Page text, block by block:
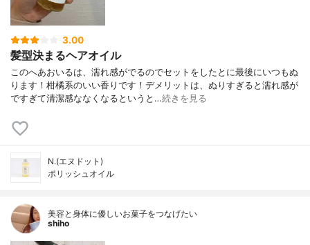
3.00
髪型決まるヘアオイル
このへあおいるは、濡れ感がでるのでセットをしたとに最後にいつもぬ
ります！柑橘系のいい香りです！デメリットは、ぬりすぎると濡れ感が
ですぎて清潔感ななくなるというと…続きを見る
N.(エヌドット)
ポリッシュオイル
美容と身体に優しいお菓子をつなげたい
shiho